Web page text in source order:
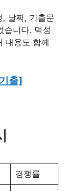
, 날짜, 기출문
습니다. 덕성
내용도 함께
출]
경쟁률